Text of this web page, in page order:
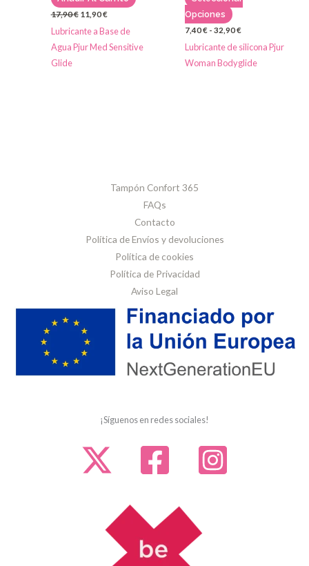
17,90€ 11,90€
Lubricante a Base de
Agua Pjur Med Sensitive
Glide
Opciones
en
la
página
de
7,40€ - 32,90€
Lubricante de silicona Pjur
Woman Bodyglide
Tampón Confort 365
FAQs
Contacto
Política de Envíos y devoluciones
Política de cookies
Política de Privacidad
Aviso Legal
¡Síguenos en redes sociales!